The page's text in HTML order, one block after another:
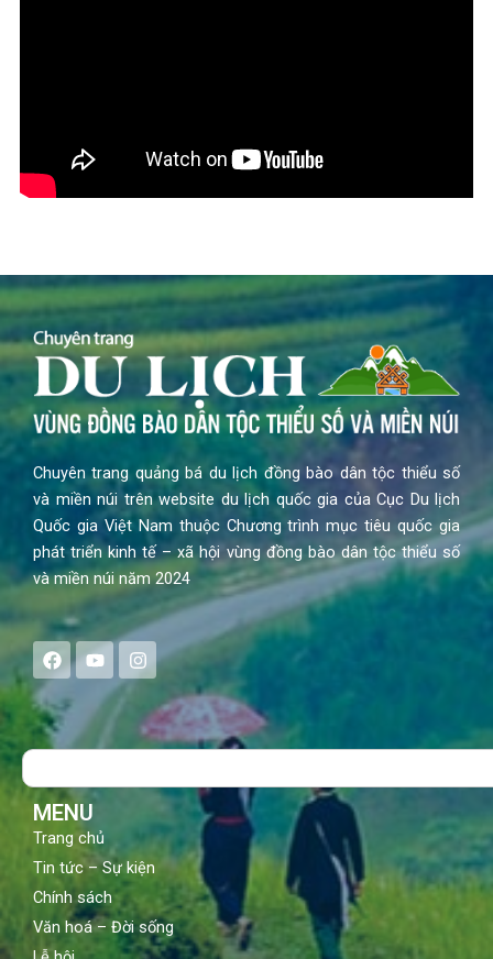
Chuyên trang quảng bá du lịch đồng bào dân tộc thiểu số
và miền núi trên website du lịch quốc gia của Cục Du lịch
Quốc gia Việt Nam thuộc Chương trình mục tiêu quốc gia
phát triển kinh tế – xã hội vùng đồng bào dân tộc thiểu số
và miền núi năm 2024
F
a
e
b
o
Y
o
t
b
I
n
s
a
g
Search
MENU
Trang chủ
Tin tức – Sự kiện
Chính sách
Văn hoá – Đời sống